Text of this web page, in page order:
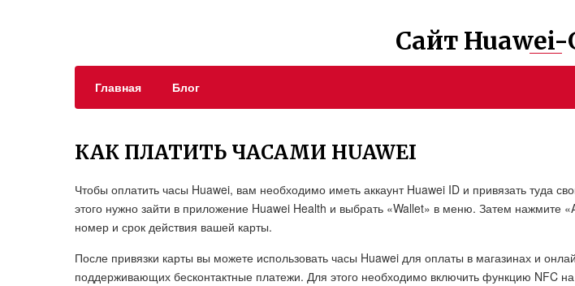
Сайт Huawei-
Главная Блог
КАК ПЛАТИТЬ ЧАСАМИ HUAWEI
Чтобы оплатить часы Huawei, вам необходимо иметь аккаунт Huawei ID и привязать туда
этого нужно зайти в приложение Huawei Health и выбрать «Wallet» в меню. Затем нажмите
номер и срок действия вашей карты.
После привязки карты вы можете использовать часы Huawei для оплаты в магазинах и
поддерживающих бесконтактные платежи. Для этого необходимо включить функцию NFC